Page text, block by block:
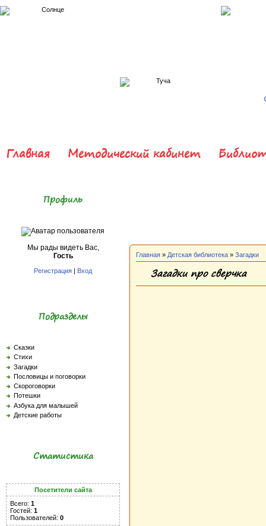
Главная Методический кабинет
Профиль
Мы рады видеть Вас,
Гость
Регистрация | Вход
Подразделы
Сказки
Стихи
Загадки
Пословицы и поговорки
Скороговорки
Потешки
Азбука для малышей
Детские работы
Статистика
Посетители сайта
Всего: 1
Гостей: 1
Пользователей: 0
Главная » Детская библиотека » Загадки
Загадки про сверчка